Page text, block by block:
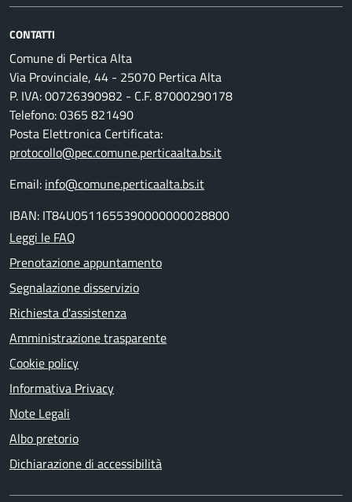
CONTATTI
Comune di Pertica Alta
Via Provinciale, 44 - 25070 Pertica Alta
P. IVA: 00726390982 - C.F. 87000290178
Telefono: 0365 821490
Posta Elettronica Certificata:
protocollo@pec.comune.perticaalta.bs.it
Email: info@comune.perticaalta.bs.it
IBAN: IT84U0511655390000000028800
Leggi le FAQ
Prenotazione appuntamento
Segnalazione disservizio
Richiesta d'assistenza
Amministrazione trasparente
Cookie policy
Informativa Privacy
Note Legali
Albo pretorio
Dichiarazione di accessibilità